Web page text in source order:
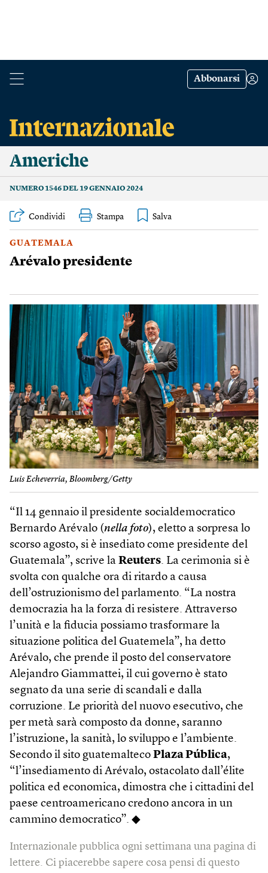
Abbonarsi
Americhe
NUMERO 1546 DEL 19 GENNAIO 2024
Condividi Stampa
GUATEMALA
Arévalo presidente
Luis Echeverria, Bloomberg/Getty
“Il 14 gennaio il presidente socialdemocratico
Bernardo Arévalo (nella foto), eletto a sorpresa lo
scorso agosto, si è insediato come presidente del
Guatemala”, scrive la Reuters. La cerimonia si è
svolta con qualche ora di ritardo a causa
dell’ostruzionismo del parlamento. “La nostra
democrazia ha la forza di resistere. Attraverso
l’unità e la fiducia possiamo trasformare la
situazione politica del Guatemela”, ha detto
Arévalo, che prende il posto del conservatore
Alejandro Giammattei, il cui governo è stato
segnato da una serie di scandali e dalla
corruzione. Le priorità del nuovo esecutivo, che
per metà sarà composto da donne, saranno
l’istruzione, la sanità, lo sviluppo e l’ambiente.
Secondo il sito guatemalteco Plaza Pública,
“l’insediamento di Arévalo, ostacolato dall’élite
politica ed economica, dimostra che i cittadini del
paese centroamericano credono ancora in un
cammino democratico”. ◆
Internazionale pubblica ogni settimana una pagina di
lettere. Ci piacerebbe sapere cosa pensi di questo